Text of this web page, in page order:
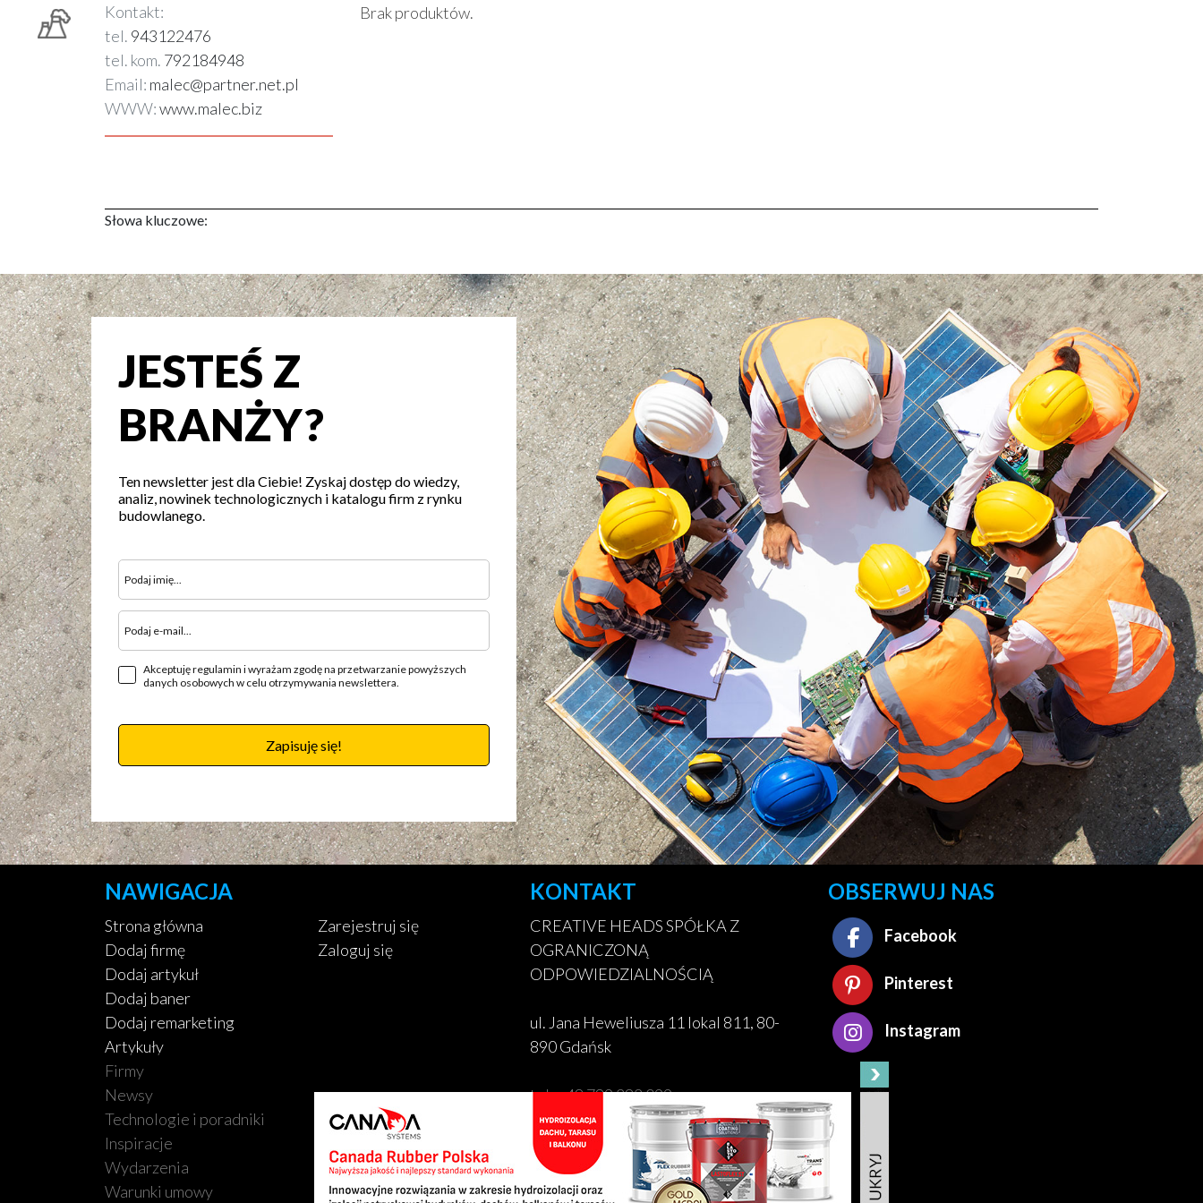
Kontakt:
tel. 943122476
tel. kom. 792184948
Email: malec@partner.net.pl
WWW:www.malec.biz
Brak produktów.
Słowa kluczowe:
JESTEŚ Z
BRANŻY?
Ten newsletter jest dla Ciebie! Zyskaj dostęp do wiedzy,
analiz, nowinek technologicznych i katalogu firm z rynku
budowlanego.
Akceptuję regulamin i wyrażam zgodę na przetwarzanie powyższych
danych osobowych w celu otrzymywania newslettera.
Zapisuję się!
NAWIGACJA
Strona główna
Dodaj firmę
Dodaj artykuł
Dodaj baner
Dodaj remarketing
Artykuły
Firmy
Newsy
Technologie i poradniki
Inspiracje
Wydarzenia
Warunki umowy
Zarejestruj się
Zaloguj się
KONTAKT
CREATIVE HEADS SPÓŁKA Z
OGRANICZONĄ
ODPOWIEDZIALNOŚCIĄ
ul. Jana Heweliusza 11 lokal 811, 80-
890 Gdańsk
tel. +48 789 382 099
biuro@liderbudowlany.pl
www.creativeheads.pl
KRS: 0001062563
OBSERWUJ NAS
Facebook
Pinterest
Instagram